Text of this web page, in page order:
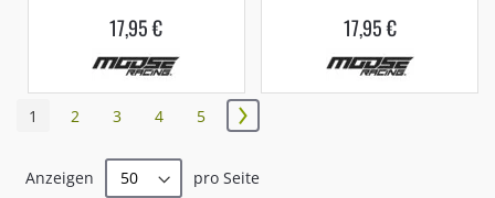
17,95 € 17,95 €
Seite
Sie
gerade
1 Seite
2 Seite
3 Seite
4 Seite
5
Seite
Weiter
Anzeigen pro Seite